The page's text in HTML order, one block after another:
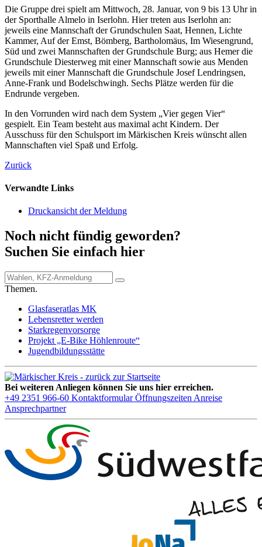
Die Gruppe drei spielt am Mittwoch, 28. Januar, von 9 bis 13 Uhr in
der Sporthalle Almelo in Iserlohn. Hier treten aus Iserlohn an:
jeweils eine Mannschaft der Grundschulen Saat, Hennen, Lichte
Kammer, Auf der Emst, Bömberg, Bartholomäus, Im Wiesengrund,
Süd und zwei Mannschaften der Grundschule Burg; aus Hemer die
Grundschule Diesterweg mit einer Mannschaft sowie aus Menden
jeweils mit einer Mannschaft die Grundschule Josef Lendringsen,
Anne-Frank und Bodelschwingh. Sechs Plätze werden für die
Endrunde vergeben.
In den Vorrunden wird nach dem System „Vier gegen Vier“
gespielt. Ein Team besteht aus maximal acht Kindern. Der
Ausschuss für den Schulsport im Märkischen Kreis wünscht allen
Mannschaften viel Spaß und Erfolg.
Zurück
Verwandte Links
Druckansicht der Meldung
Noch nicht fündig geworden?
Suchen Sie einfach hier
Themen.
Glasfaseratlas MK
Lebensretter werden
Starkregenvorsorge
Projekt „E-Bike Höhlenroute“
Jugendbildungsstätte
Bei weiteren Anliegen können Sie uns hier erreichen.
+49 2351 966-60 Kontaktformular Öffnungszeiten Anreise
Ansprechpartner